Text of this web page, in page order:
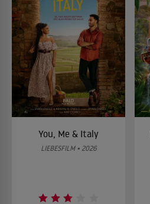
You, Me & Italy
LIEBESFILM • 2026